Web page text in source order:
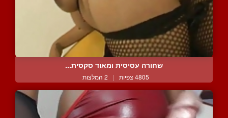
שחורה עסיסית ומאוד סקסית...
4805 צפיות | 2 המלצות